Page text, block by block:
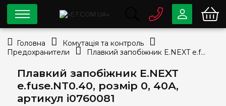
Плавкий запобіжник E.NEXT
e.fuse.NT0.40, розмір 0, 40А,
артикул i0760081
0 80033-63-07
Безкоштовно
info@e7.com.ua
044334-79-78
Viber Telegram
Головна
Комутація та контроль
Предохранители
Плавкий запобіжник E.NEXT e.fuse.NT0.40, розмір 0, 40А, артикул i0760081